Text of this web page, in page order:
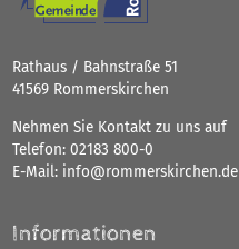
Rathaus / Bahnstraße 51
41569 Rommerskirchen
Nehmen Sie Kontakt zu uns auf
Telefon: 02183 800-0
E-Mail: info@rommerskirchen.de
Informationen